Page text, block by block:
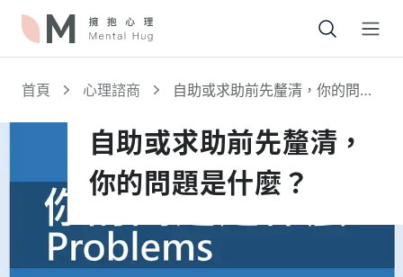
首頁 心理諮商
自助或求助前先釐清，你的問題
自助或求助前先釐清，
你的問題是什麼？